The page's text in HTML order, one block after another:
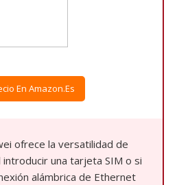
En Amazon.es
ofrece la versatilidad de
una tarjeta SIM o si
alámbrica de Ethernet